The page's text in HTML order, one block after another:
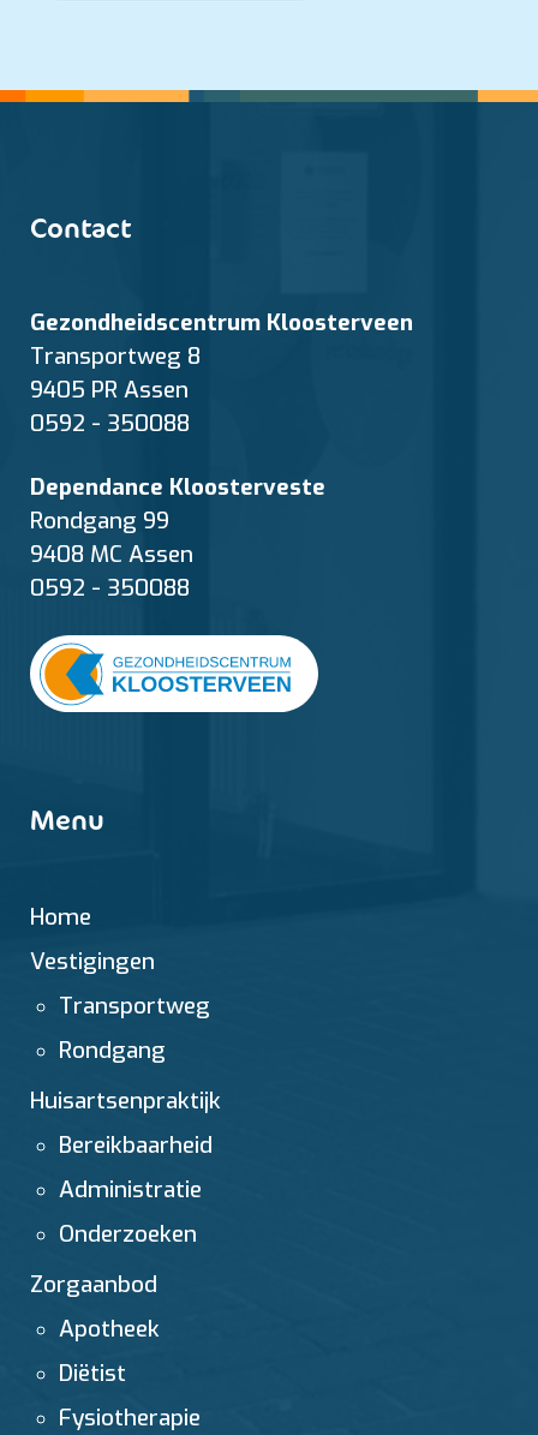
Contact
Gezondheidscentrum Kloosterveen
Transportweg 8
9405 PR Assen
0592 - 350088
Dependance Kloosterveste
Rondgang 99
9408 MC Assen
0592 - 350088
Menu
Home
Vestigingen
Transportweg
Rondgang
Huisartsenpraktijk
Bereikbaarheid
Administratie
Onderzoeken
Zorgaanbod
Apotheek
Diëtist
Fysiotherapie